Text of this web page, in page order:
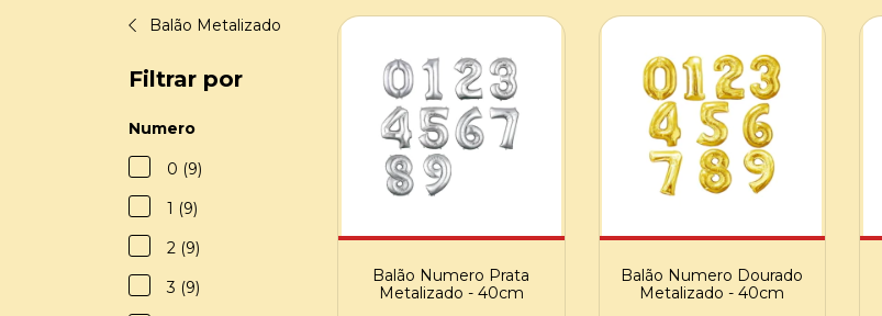
Balão Metalizado
Filtrar por
Numero
0 (9)
1 (9)
2 (9)
3 (9)
Balão Numero Prata
Metalizado - 40cm
Balão Numero Dourado
Metalizado - 40cm